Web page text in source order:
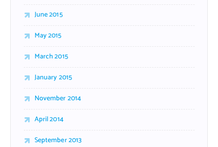
June 2015
May 2015
March 2015
January 2015
November 2014
April 2014
September 2013